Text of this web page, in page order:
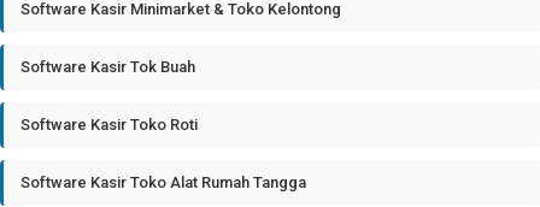
Software Kasir Minimarket & Toko Kelontong
Software Kasir Tok Buah
Software Kasir Toko Roti
Software Kasir Toko Alat Rumah Tangga